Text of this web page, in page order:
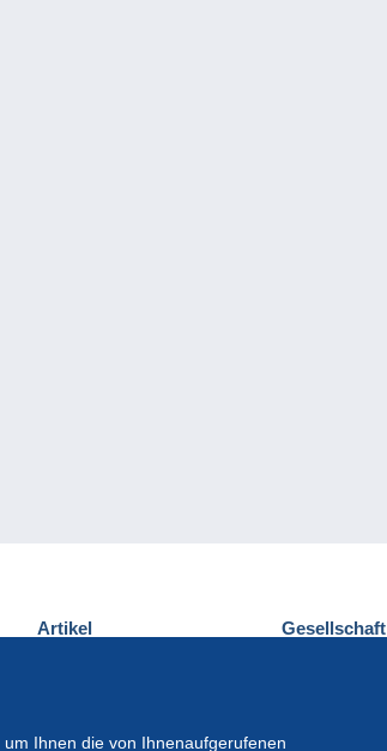
Ihnen die von Ihnenaufgerufenen
Artikel Gesellschaft